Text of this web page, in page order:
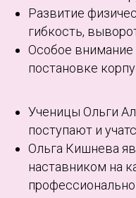
Развитие
гибкость,
Особое внимание
постановке
Ученицы Ольги
поступают и
Ольга Кишнева
наставником на